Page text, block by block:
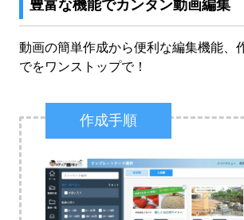
豊富な機能でカンタン動画編集
動画の簡単作成から便利な編集機能、
でをワンストップで！
作成手順